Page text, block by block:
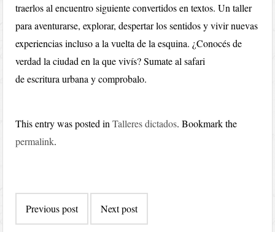
traerlos al encuentro siguiente convertidos en textos. Un taller
para aventurarse, explorar, despertar los sentidos y vivir nuevas
experiencias incluso a la vuelta de la esquina. ¿Conocés de
verdad la ciudad en la que vivís? Sumate al safari
de escritura urbana y comprobalo.
This entry was posted inTalleres dictados. Bookmark the
permalink.
navigation
Previous post Next post